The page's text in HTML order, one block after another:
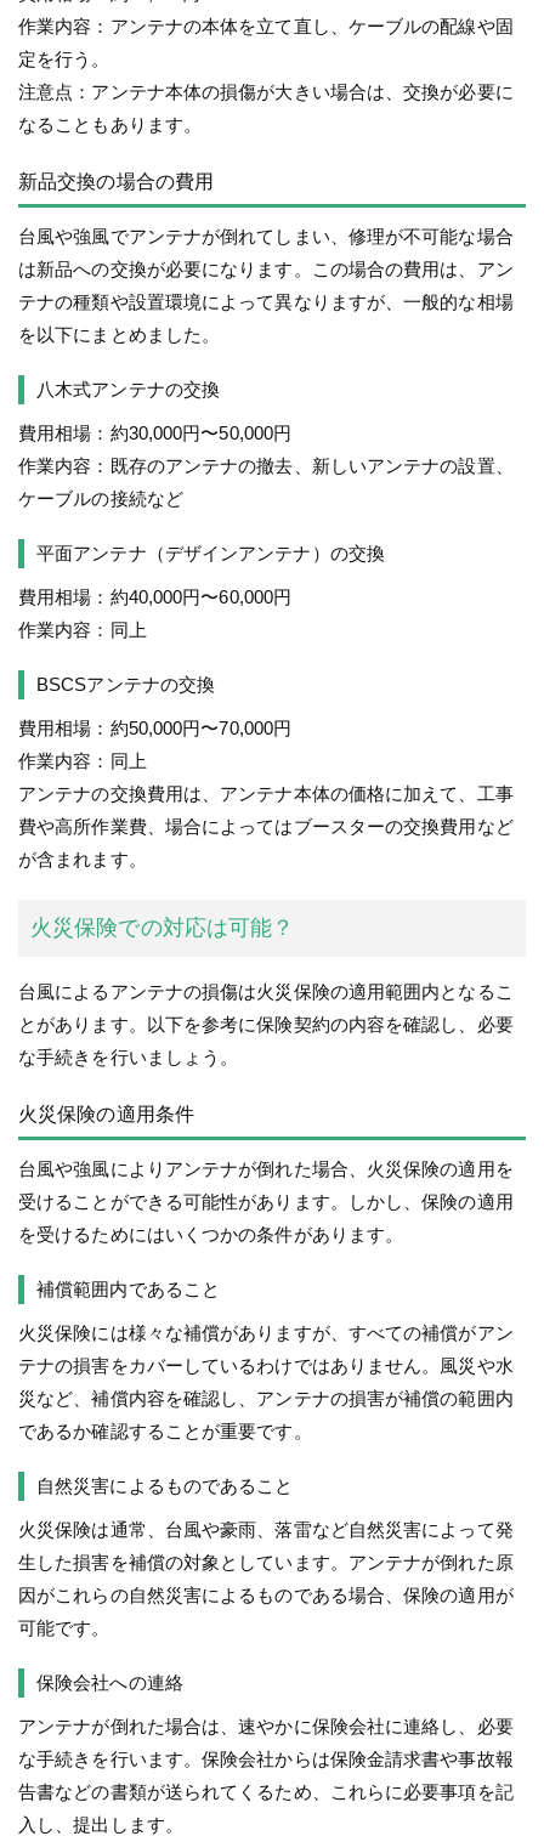
作業内容：アンテナの本体を立て直し、ケーブルの配線や固
定を行う。
注意点：アンテナ本体の損傷が大きい場合は、交換が必要に
なることもあります。
新品交換の場合の費用
台風や強風でアンテナが倒れてしまい、修理が不可能な場合
は新品への交換が必要になります。この場合の費用は、アン
テナの種類や設置環境によって異なりますが、一般的な相場
を以下にまとめました。
八木式アンテナの交換
費用相場：約30,000円〜50,000円
作業内容：既存のアンテナの撤去、新しいアンテナの設置、
ケーブルの接続など
平面アンテナ（デザインアンテナ）の交換
費用相場：約40,000円〜60,000円
作業内容：同上
BSCSアンテナの交換
費用相場：約50,000円〜70,000円
作業内容：同上
アンテナの交換費用は、アンテナ本体の価格に加えて、工事
費や高所作業費、場合によってはブースターの交換費用など
が含まれます。
火災保険での対応は可能？
台風によるアンテナの損傷は火災保険の適用範囲内となるこ
とがあります。以下を参考に保険契約の内容を確認し、必要
な手続きを行いましょう。
火災保険の適用条件
台風や強風によりアンテナが倒れた場合、火災保険の適用を
受けることができる可能性があります。しかし、保険の適用
を受けるためにはいくつかの条件があります。
補償範囲内であること
火災保険には様々な補償がありますが、すべての補償がアン
テナの損害をカバーしているわけではありません。風災や水
災など、補償内容を確認し、アンテナの損害が補償の範囲内
であるか確認することが重要です。
自然災害によるものであること
火災保険は通常、台風や豪雨、落雷など自然災害によって発
生した損害を補償の対象としています。アンテナが倒れた原
因がこれらの自然災害によるものである場合、保険の適用が
可能です。
保険会社への連絡
アンテナが倒れた場合は、速やかに保険会社に連絡し、必要
な手続きを行います。保険会社からは保険金請求書や事故報
告書などの書類が送られてくるため、これらに必要事項を記
入し、提出します。